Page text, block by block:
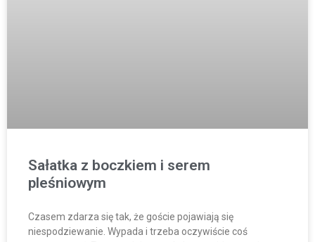
Sałatka z boczkiem i serem
pleśniowym
Czasem zdarza się tak, że goście pojawiają się
niespodziewanie. Wypada i trzeba oczywiście coś